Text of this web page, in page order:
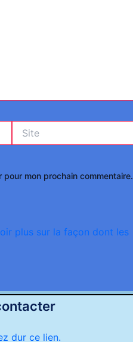
mon prochain commentaire.
plus sur la façon dont les
dur ce lien.